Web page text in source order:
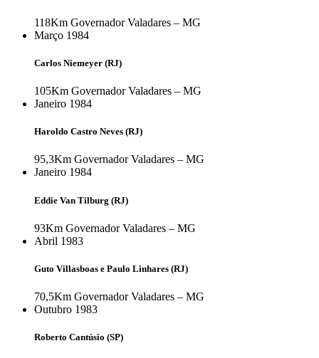
118Km Governador Valadares – MG
Março 1984
Carlos Niemeyer (RJ)
105Km Governador Valadares – MG
Janeiro 1984
Haroldo Castro Neves (RJ)
95,3Km Governador Valadares – MG
Janeiro 1984
Eddie Van Tilburg (RJ)
93Km Governador Valadares – MG
Abril 1983
Guto Villasboas e Paulo Linhares (RJ)
70,5Km Governador Valadares – MG
Outubro 1983
Roberto Cantúsio (SP)